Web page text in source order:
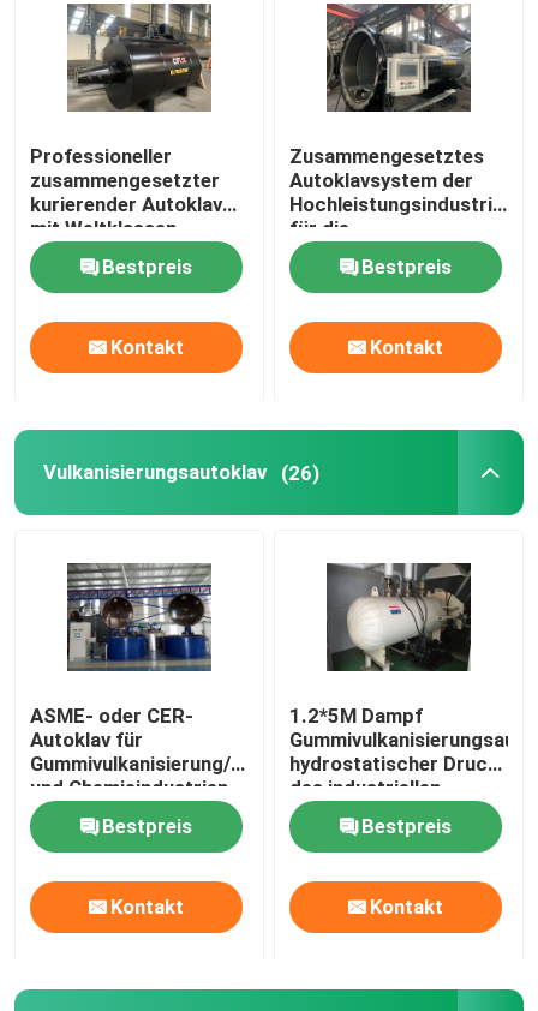
Professioneller
zusammengesetzter
kurierender Autoklav
mit Weltklassen-
Technik und
einzigartigem
Systemdesign
Bestpreis
Kontakt
Zusammengesetztes
Autoklavsystem der
Hochleistungsindustrien
für die
Luftfahrt-/
Bestpreis
Kontakt
Vulkanisierungsautoklav (26)
ASME- oder CER-
Autoklav für
Gummivulkanisierung/Gewebe/Kabel
und Chemieindustrien
Bestpreis
Kontakt
1.2*5M Dampf
hydrostatischer Druck
des industriellen
Autoklavs
Bestpreis
Kontakt